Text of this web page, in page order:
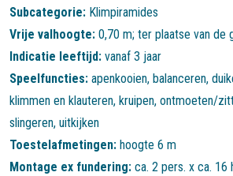
Subcategorie: Klimpiramides
Vrije valhoogte: 0,70 m; ter plaatse van de
Indicatie leeftijd: vanaf 3 jaar
Speelfuncties: apenkooien, balanceren,
klimmen en klauteren, kruipen, ontmoeten/
slingeren, uitkijken
Toestelafmetingen: hoogte 6 m
Montage ex fundering: ca. 2 pers. x ca. 16